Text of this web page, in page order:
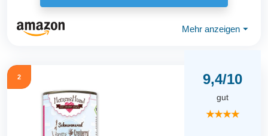
Mehr anzeigen ⏷
2 9,4/10
gut
★★★★